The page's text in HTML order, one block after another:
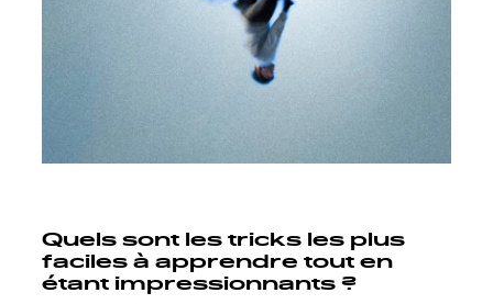
Quels sont les tricks les plus
faciles à apprendre tout en
étant impressionnants ?